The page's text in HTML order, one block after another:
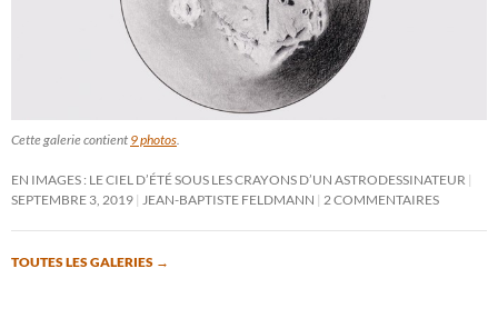
Cette galerie contient 9 photos.
EN IMAGES : LE CIEL D’ÉTÉ SOUS LES CRAYONS D’UN ASTRODESSINATEUR
SEPTEMBRE 3, 2019 JEAN-BAPTISTE FELDMANN 2 COMMENTAIRES
TOUTES LES GALERIES →